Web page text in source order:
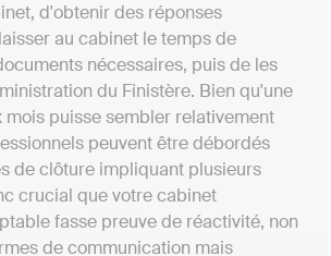
d'obtenir des réponses
au cabinet le temps de
nécessaires, puis de les
du Finistère. Bien qu'une
mois puisse sembler relativement
peuvent être débordés
de clôture impliquant plusieurs
crucial que votre cabinet
fasse preuve de réactivité, non
de communication mais